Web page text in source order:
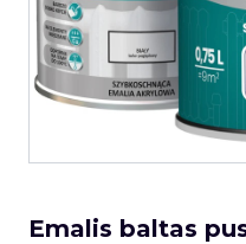
Emalis baltas